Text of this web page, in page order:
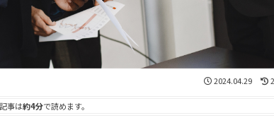
2024.04.29
事は約4分で読めます。